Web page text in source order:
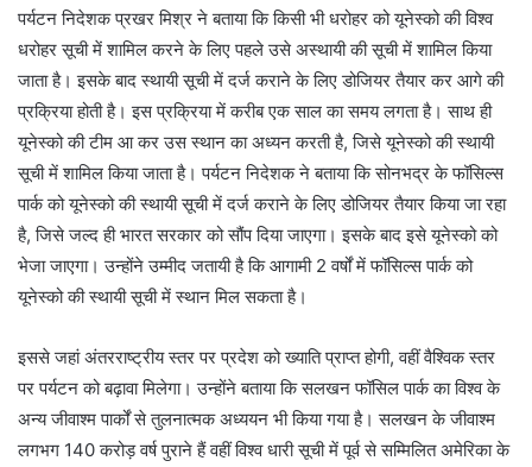
पर्यटन निदेशक प्रखर मिश्र ने बताया कि किसी भी धरोहर को यूनेस्को की विश्व
धरोहर सूची में शामिल करने के लिए पहले उसे अस्थायी की सूची में शामिल किया
जाता है। इसके बाद स्थायी सूची में दर्ज कराने के लिए डोजियर तैयार कर आगे की
प्रक्रिया होती है। इस प्रक्रिया में करीब एक साल का समय लगता है। साथ ही
यूनेस्को की टीम आ कर उस स्थान का अध्यन करती है, जिसे यूनेस्को की स्थायी
सूची में शामिल किया जाता है। पर्यटन निदेशक ने बताया कि सोनभद्र के फॉसिल्स
पार्क को यूनेस्को की स्थायी सूची में दर्ज कराने के लिए डोजियर तैयार किया जा रहा
है, जिसे जल्द ही भारत सरकार को सौंप दिया जाएगा। इसके बाद इसे यूनेस्को को
भेजा जाएगा। उन्होंने उम्मीद जतायी है कि आगामी 2 वर्षों में फॉसिल्स पार्क को
यूनेस्को की स्थायी सूची में स्थान मिल सकता है।
इससे जहां अंतरराष्ट्रीय स्तर पर प्रदेश को ख्याति प्राप्त होगी, वहीं वैश्विक स्तर
पर पर्यटन को बढ़ावा मिलेगा। उन्होंने बताया कि सलखन फॉसिल पार्क का विश्व के
अन्य जीवाश्म पार्कों से तुलनात्मक अध्ययन भी किया गया है। सलखन के जीवाश्म
लगभग 140 करोड़ वर्ष पुराने हैं वहीं विश्व धारी सूची में पूर्व से सम्मिलित अमेरिका के